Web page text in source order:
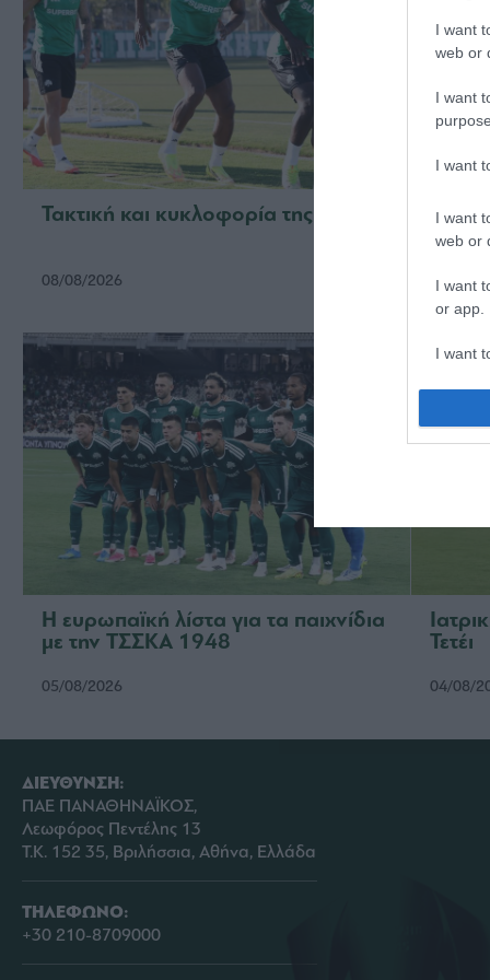
I want
web or
I want
I want
I want
web or
I want
or app.
I want
I want
Τακτική και κυκλοφορία της μπάλας
08/08/2026 06/08/
Η ευρωπαϊκή λίστα για τα παιχνίδια
με την ΤΣΣΚΑ 1948
05/08/2026
Τετέι
04/08/
ΔΙΕΥΘΥΝΣΗ:
ΠΑΕ ΠΑΝΑΘΗΝΑΪΚΟΣ,
Λεωφόρος Πεντέλης 13
Τ.Κ. 152 35, Βριλήσσια, Αθήνα, Ελλάδα
ΤΗΛΕΦΩΝΟ:
+30 210-8709000